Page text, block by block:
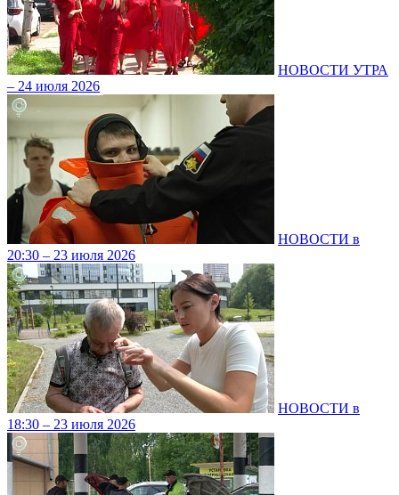
НОВОСТИ УТРА
– 24 июля 2026
НОВОСТИ в
20:30 – 23 июля 2026
НОВОСТИ в
18:30 – 23 июля 2026